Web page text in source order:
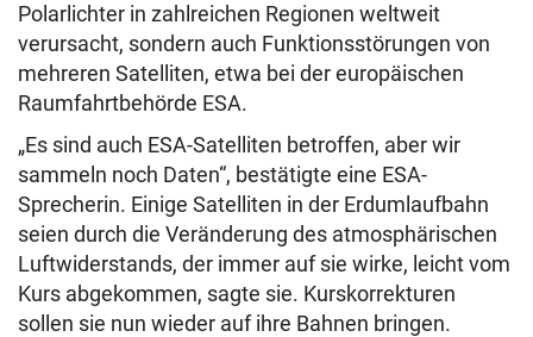
Polarlichter in zahlreichen Regionen weltweit
verursacht, sondern auch Funktionsstörungen von
mehreren Satelliten, etwa bei der europäischen
Raumfahrtbehörde ESA.
„Es sind auch ESA-Satelliten betroffen, aber wir
sammeln noch Daten“, bestätigte eine ESA-
Sprecherin. Einige Satelliten in der Erdumlaufbahn
seien durch die Veränderung des atmosphärischen
Luftwiderstands, der immer auf sie wirke, leicht vom
Kurs abgekommen, sagte sie. Kurskorrekturen
sollen sie nun wieder auf ihre Bahnen bringen.